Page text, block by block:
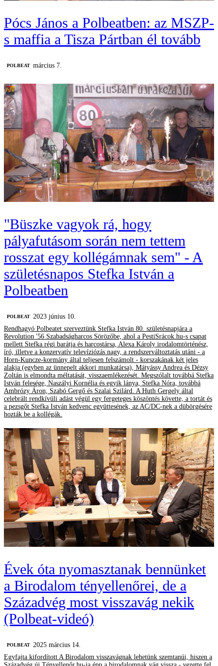
Pócs János a Polbeatben: az MSZP-
s maffia a Tisza Pártban él tovább
‎POLBEAT március 7.
"Büszke vagyok rá, hogy
pályafutásom során nem tettem
rosszat egy kollégámnak sem" - A
születésnapos Stefka István a
Polbeatben
‎POLBEAT 2023 június 10.
Rendhagyó Polbeatet szerveztünk Stefka István 80. születésnapjára a
Revolution '56 Szabadságharcos Sörözőbe, ahol a PestiSrácok.hu-s csapat
mellett Stefka régi barátja és harcostársa, Alexa Károly irodalomtörténész,
író, illetve a konzervatív televíziózás nagy, a rendszerváltoztatás utáni - a
Horn-Kuncze-kormány által teljesen felszámolt - korszakának két jeles
alakja (egyben az ünnepelt akkori munkatársa), Mátyássy Andrea és Dézsy
Zoltán is elmondta méltatását, visszaemlékezését. Megszólalt továbbá Stefka
István felesége, Naszályi Kornélia és egyik lánya, Stefka Nóra, továbbá
Ambrózy Áron, Szabó Gergő és Szalai Szilárd. A Huth Gergely által
celebrált rendkívüli adást végül egy fergeteges köszöntés követte, a tortát és
a pezsgőt Stefka István kedvenc együttesének, az AC/DC-nek a dübörgésére
hozták be a kollégák.
Évek óta nyomasztanak bennünket
a Birodalom tényellenőrei, de a
Századvég most visszavág nekik
(Polbeat-videó)
‎POLBEAT
2025 március 14.
Egyfajta kifordított A Birodalom visszavágnak lehetünk szemtanúi, hiszen a
Századvég új Tényellenőr.hu-ja épp a birodalomnak vág vissza - vezette fel